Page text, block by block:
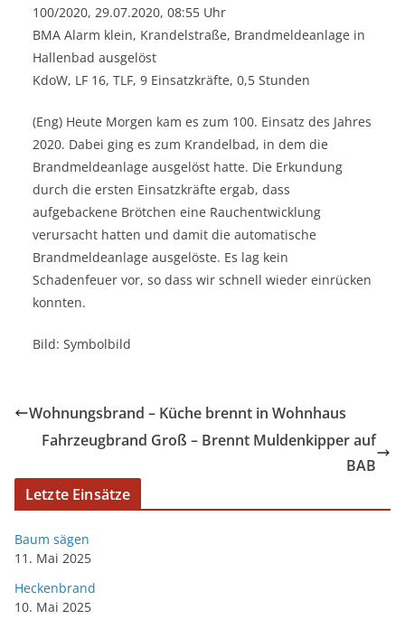
100/2020, 29.07.2020, 08:55 Uhr
BMA Alarm klein, Krandelstraße, Brandmeldeanlage in
Hallenbad ausgelöst
KdoW, LF 16, TLF, 9 Einsatzkräfte, 0,5 Stunden
(Eng) Heute Morgen kam es zum 100. Einsatz des Jahres
2020. Dabei ging es zum Krandelbad, in dem die
Brandmeldeanlage ausgelöst hatte. Die Erkundung
durch die ersten Einsatzkräfte ergab, dass
aufgebackene Brötchen eine Rauchentwicklung
verursacht hatten und damit die automatische
Brandmeldeanlage ausgelöste. Es lag kein
Schadenfeuer vor, so dass wir schnell wieder einrücken
konnten.
Bild: Symbolbild
Wohnungsbrand – Küche brennt in Wohnhaus
Fahrzeugbrand Groß – Brennt Muldenkipper auf
BAB
Letzte Einsätze
Baum sägen
11. Mai 2025
Heckenbrand
10. Mai 2025